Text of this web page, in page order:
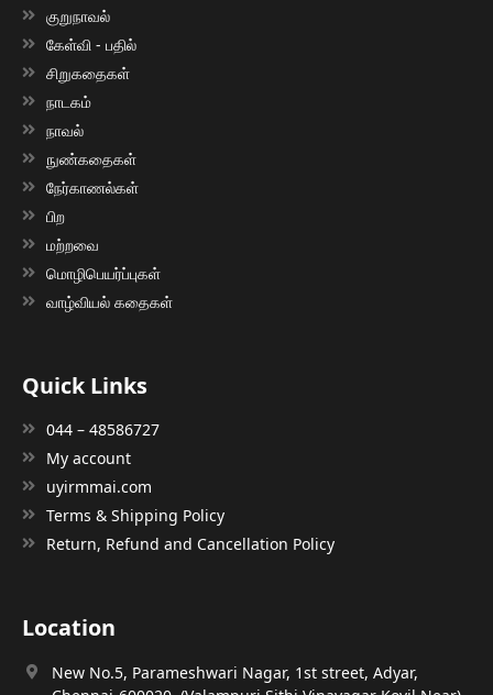
குறுநாவல்
கேள்வி - பதில்
சிறுகதைகள்
நாடகம்
நாவல்
நுண்கதைகள்
நேர்காணல்கள்
பிற
மற்றவை
மொழிபெயர்ப்புகள்
வாழ்வியல் கதைகள்
Quick Links
044 – 48586727
My account
uyirmmai.com
Terms & Shipping Policy
Return, Refund and Cancellation Policy
Location
New No.5, Parameshwari Nagar, 1st street, Adyar,